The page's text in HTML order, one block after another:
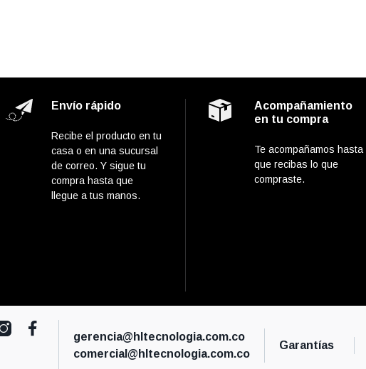
Envío rápido
Recibe el producto en tu
casa o en una sucursal
de correo. Y sigue tu
compra hasta que
llegue a tus manos.
Acompañamiento
en tu compra
Te acompañamos hasta
que recibas lo que
compraste.
gerencia@hltecnologia.com.co
comercial@hltecnologia.com.co
Garantías